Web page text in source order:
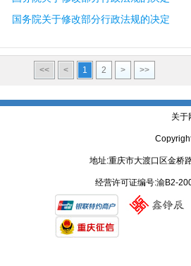
国务院关于修改部分行政法规的决定
<< < 1 2 > >>
关于
地址:重庆市大渡口区金
经营许可证编号:渝B2-